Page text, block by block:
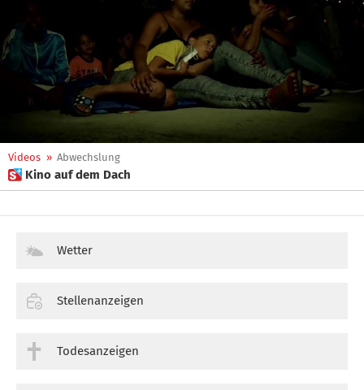
Videos » Abwechslung
 Kino auf dem Dach
Wetter
Stellenanzeigen
Todesanzeigen